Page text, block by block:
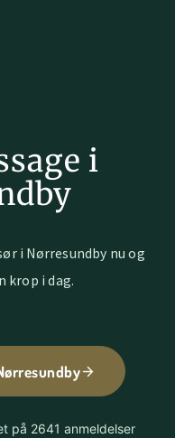
i
i Nørresundby nu og
krop i dag.
på 2641 anmeldelser